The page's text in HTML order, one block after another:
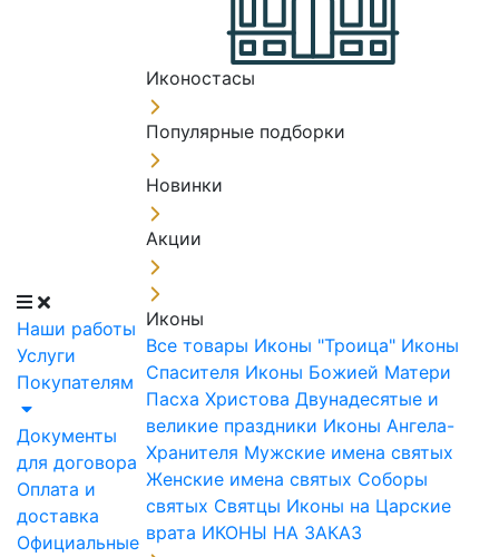
Наши работы
Услуги
Покупателям
Документы
для договора
Оплата и
доставка
Официальные
Иконостасы
Популярные подборки
Новинки
Акции
Иконы
Все товары Иконы "Троица" Иконы
Спасителя Иконы Божией Матери
Пасха Христова Двунадесятые и
великие праздники Иконы Ангела-
Хранителя Мужские имена святых
Женские имена святых Соборы
святых Святцы Иконы на Царские
врата ИКОНЫ НА ЗАКАЗ